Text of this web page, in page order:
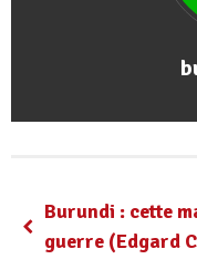
Burundi : cette
guerre (Edgard